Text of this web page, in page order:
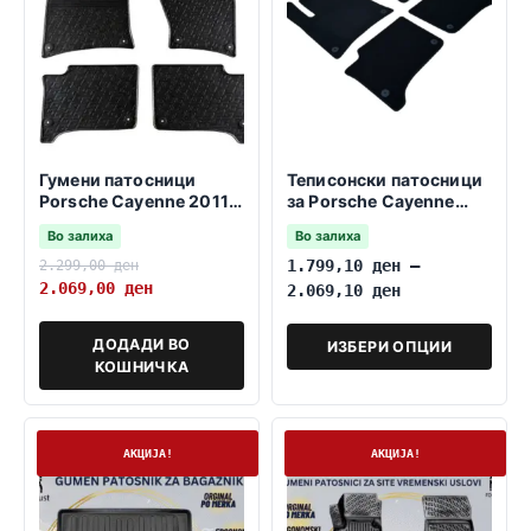
Гумени патосници
Porsche Cayenne 2011-
2017
Во залиха
2.299,00ден
2.069,00 ден
ДОДАДИ ВО
КОШНИЧКА
Теписонски патосници
за Porsche Cayenne
2011-2017
Во залиха
1.799,10 ден –
2.069,10 ден
ИЗБЕРИ ОПЦИИ
АКЦИЈА! АКЦИЈА!